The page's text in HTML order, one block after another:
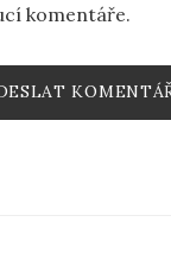
komentáře.